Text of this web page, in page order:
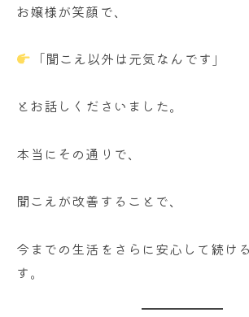
お嬢様が笑顔で、
「聞こえ以外は元気なんです」
とお話しくださいました。
本当にその通りで、
聞こえが改善することで、
今までの生活をさらに安心して続け
す。